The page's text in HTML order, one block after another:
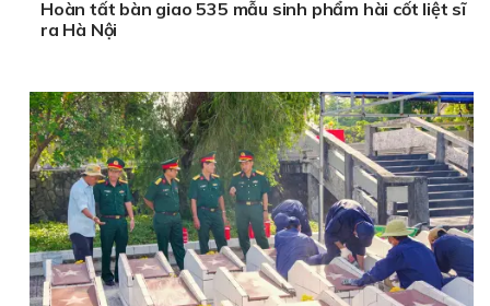
Hoàn tất bàn giao 535 mẫu sinh phẩm hài cốt liệt sĩ
ra Hà Nội